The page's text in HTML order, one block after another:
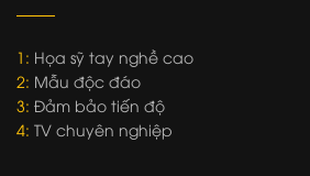
1: Họa sỹ tay nghề cao
2: Mẫu độc đáo
3: Đảm bảo tiến độ
4: TV chuyên nghiệp